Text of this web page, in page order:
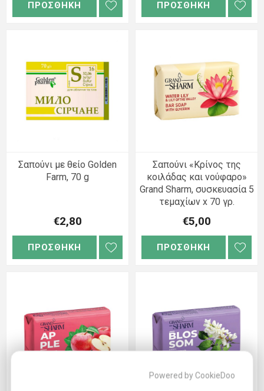
ΠΡΟΣΘΗΚΗ ΠΡΟΣΘΗΚΗ
Σαπούνι με θείο Golden
Farm, 70 g
€2,80
ΠΡΟΣΘΗΚΗ
Σαπούνι «Κρίνος της
κοιλάδας και νούφαρο»
Grand Sharm, συσκευασία 5
τεμαχίων x 70 γρ.
€5,00
ΠΡΟΣΘΗΚΗ
Powered by CookieDoo